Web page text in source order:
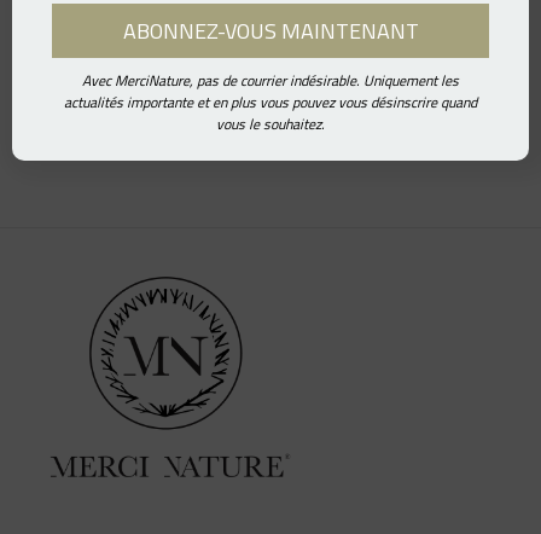
Avec MerciNature, pas de courrier indésirable. Uniquement les
actualités importante et en plus vous pouvez vous désinscrire quand
vous le souhaitez.